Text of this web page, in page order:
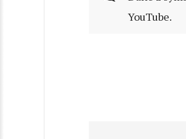
YouTube.